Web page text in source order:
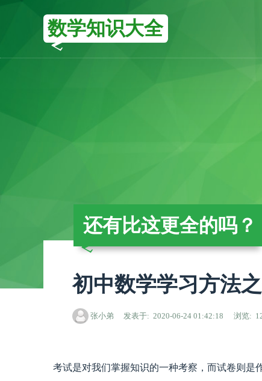
数学知识大全
还有比这更全的吗？
初中数学学习方法
张小弟 发表于 2020-06-24 01:42:18 浏览
考试是对我们掌握知识的一种考察，而试卷则是